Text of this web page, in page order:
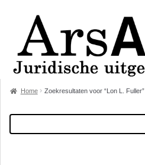
Home Zoekresultaten voor “Lon L. Fuller”